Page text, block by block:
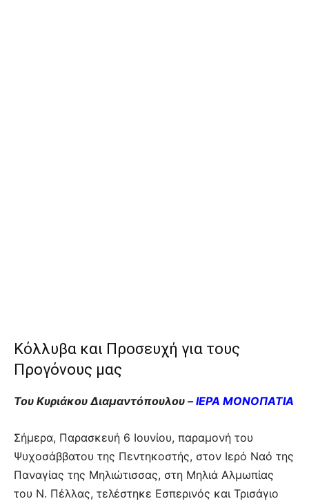
Κόλλυβα και Προσευχή για τους
Προγόνους μας
Του Κυριάκου Διαμαντόπουλου –ΙΕΡΑ ΜΟΝΟΠΑΤΙΑ
Σήμερα, Παρασκευή 6 Ιουνίου, παραμονή του
Ψυχοσάββατου της Πεντηκοστής, στον Ιερό Ναό της
Παναγίας της Μηλιώτισσας, στη Μηλιά Αλμωπίας
του Ν. Πέλλας, τελέστηκε Εσπερινός και Τρισάγιο